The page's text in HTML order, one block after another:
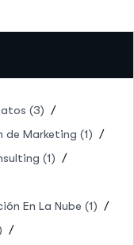
(3)
Marketing (1)
(1)
En La Nube (1)